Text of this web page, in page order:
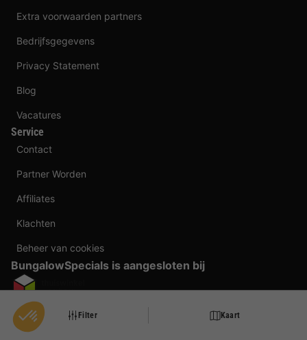
Filter Kaart
Extra voorwaarden partners
Bedrijfsgegevens
Privacy Statement
Blog
Vacatures
Service
Contact
Partner Worden
Affiliates
Klachten
Beheer van cookies
BungalowSpecials is aangesloten bij
Betaalmogelijkheden